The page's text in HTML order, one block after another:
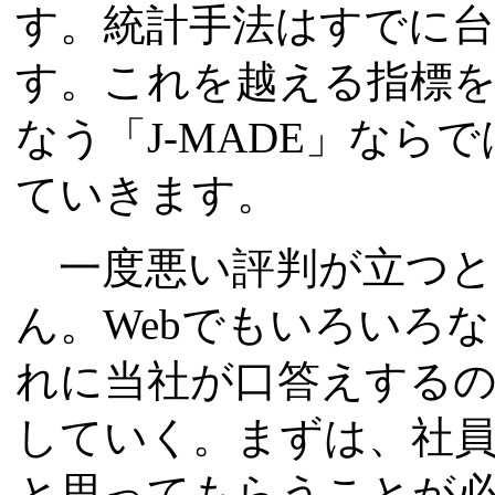
す。統計手法はすでに
す。これを越える指標
なう「J-MADE」なら
ていきます。
一度悪い評判が立つ
ん。Webでもいろいろ
れに当社が口答えする
していく。まずは、社